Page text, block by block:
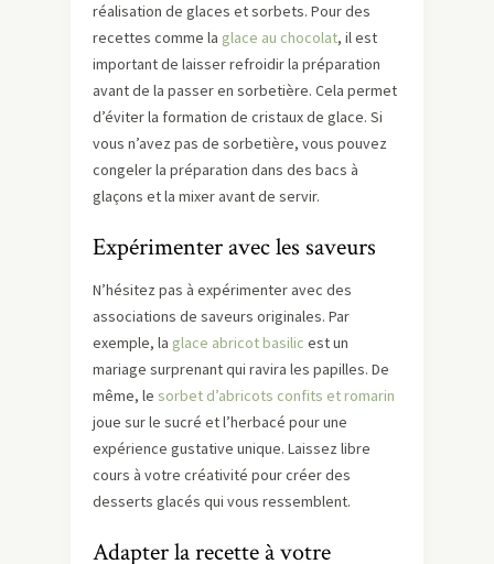
réalisation de glaces et sorbets. Pour des
recettes comme la glace au chocolat, il est
important de laisser refroidir la préparation
avant de la passer en sorbetière. Cela permet
d’éviter la formation de cristaux de glace. Si
vous n’avez pas de sorbetière, vous pouvez
congeler la préparation dans des bacs à
glaçons et la mixer avant de servir.
Expérimenter avec les saveurs
N’hésitez pas à expérimenter avec des
associations de saveurs originales. Par
exemple, la glace abricot basilic est un
mariage surprenant qui ravira les papilles. De
même, le sorbet d’abricots confits et romarin
joue sur le sucré et l’herbacé pour une
expérience gustative unique. Laissez libre
cours à votre créativité pour créer des
desserts glacés qui vous ressemblent.
Adapter la recette à votre